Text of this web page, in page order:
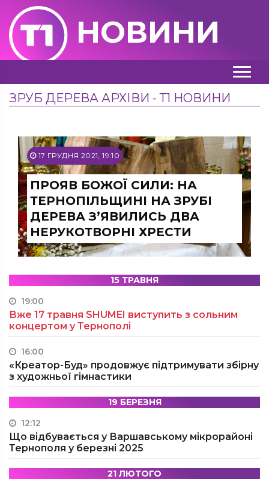
НОВИНИ
ЗРУБ ДЕРЕВА АРХІВИ - Т1 НОВИНИ
17 ГРУДНЯ 2021, 19:10
ПРОЯВ БОЖОЇ СИЛИ: НА
ТЕРНОПІЛЬЩИНІ НА ЗРУБІ
ДЕРЕВА З’ЯВИЛИСЬ ДВА
НЕРУКОТВОРНІ ХРЕСТИ
15 ТРАВНЯ
19:00
Вже 17 травня SHUMEI виступить з сольним
концертом у Тернополі
16:00
«Креатор-Буд» продовжує підтримувати збірну
з художньої гімнастики
19 БЕРЕЗНЯ
12:12
Що відбувається у Варшавському мікрорайоні
Тернополя у березні 2025
21 ЛЮТОГО